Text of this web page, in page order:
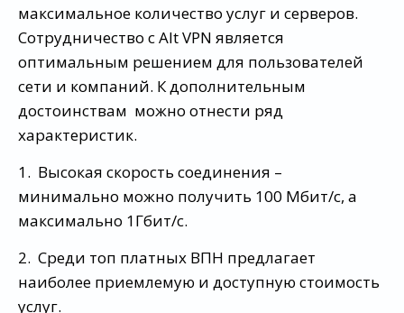
максимальное количество услуг и серверов.
Сотрудничество с Alt VPN является
оптимальным решением для пользователей
сети и компаний. К дополнительным
достоинствам можно отнести ряд
характеристик.
1. Высокая скорость соединения –
минимально можно получить 100 Мбит/с, а
максимально 1Гбит/с.
2. Среди топ платных ВПН предлагает
наиболее приемлемую и доступную стоимость
услуг.